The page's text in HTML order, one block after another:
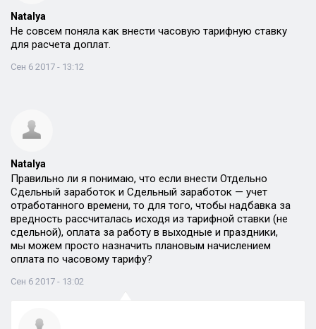
Natalya
Не совсем поняла как внести часовую тарифную ставку
для расчета доплат.
Сен 6 2017 - 13:12
Natalya
Правильно ли я понимаю, что если внести Отдельно
Сдельный заработок и Сдельный заработок — учет
отработанного времени, то для того, чтобы надбавка за
вредность рассчиталась исходя из тарифной ставки (не
сдельной), оплата за работу в выходные и праздники,
мы можем просто назначить плановым начислением
оплата по часовому тарифу?
Сен 6 2017 - 13:02